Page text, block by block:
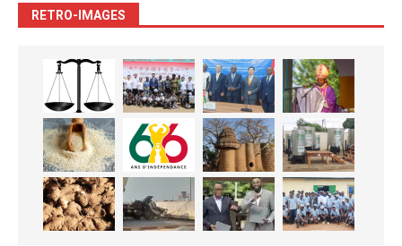
RETRO-IMAGES